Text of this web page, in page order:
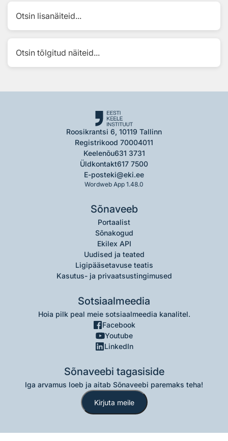
Otsin lisanäiteid...
Otsin tõlgitud näiteid...
Roosikrantsi 6, 10119 Tallinn
Registrikood 70004011
Keelenõu631 3731
Üldkontakt617 7500
E-posteki@eki.ee
Wordweb App 1.48.0
Sõnaveeb
Portaalist
Sõnakogud
Ekilex API
Uudised ja teated
Ligipääsetavuse teatis
Kasutus- ja privaatsustingimused
Sotsiaalmeedia
Hoia pilk peal meie sotsiaalmeedia kanalitel.
Facebook
Youtube
LinkedIn
Sõnaveebi tagasiside
Iga arvamus loeb ja aitab Sõnaveebi paremaks teha!
Kirjuta meile